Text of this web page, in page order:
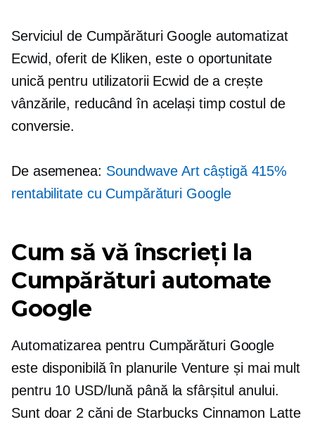
Serviciul de Cumpărături Google automatizat
Ecwid, oferit de Kliken, este o oportunitate
unică pentru utilizatorii Ecwid de a crește
vânzările, reducând în același timp costul de
conversie.
De asemenea: Soundwave Art câștigă 415%
rentabilitate cu Cumpărături Google
Cum să vă înscrieți la
Cumpărături automate
Google
Automatizarea pentru Cumpărături Google
este disponibilă în planurile Venture și mai mult
pentru 10 USD/lună până la sfârșitul anului.
Sunt doar 2 căni de Starbucks Cinnamon Latte